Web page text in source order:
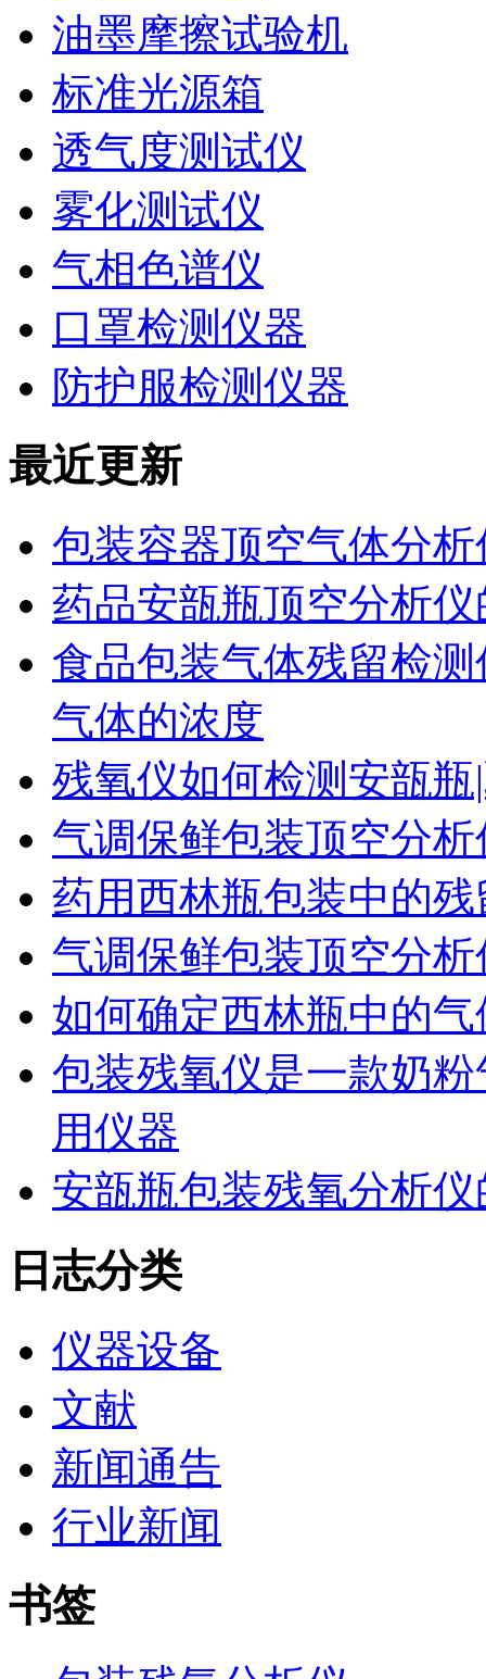
油墨摩擦试验机
标准光源箱
透气度测试仪
雾化测试仪
气相色谱仪
口罩检测仪器
防护服检测仪器
最近更新
包装容器顶空气体分
药品安瓿瓶顶空分析
食品包装气体残留检
气体的浓度
残氧仪如何检测安瓿
气调保鲜包装顶空分
药用西林瓶包装中的
气调保鲜包装顶空分
如何确定西林瓶中的
包装残氧仪是一款奶
用仪器
安瓿瓶包装残氧分析
日志分类
仪器设备
文献
新闻通告
行业新闻
书签